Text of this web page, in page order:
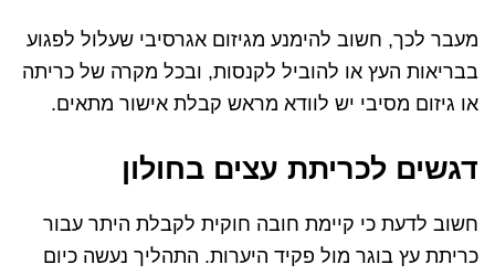
מעבר לכך, חשוב להימנע מגיזום אגרסיבי שעלול לפגוע
בבריאות העץ או להוביל לקנסות, ובכל מקרה של כריתה
או גיזום מסיבי יש לוודא מראש קבלת אישור מתאים.
דגשים לכריתת עצים בחולון
חשוב לדעת כי קיימת חובה חוקית לקבלת היתר עבור
כריתת עץ בוגר מול פקיד היערות. התהליך נעשה כיום